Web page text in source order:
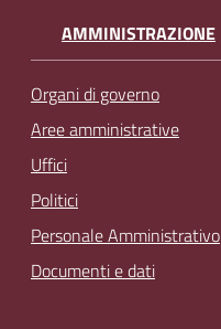
AMMINISTRAZIONE
Organi di governo
Aree amministrative
Uffici
Politici
Personale Amministrativo
Documenti e dati